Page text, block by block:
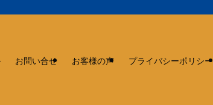
お問い合せ お客様の声 プライバシーポリシー